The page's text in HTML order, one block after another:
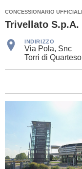
CONCESSIONARIO
Trivellato
INDIRIZZO
Via Pola, Snc
Torri di